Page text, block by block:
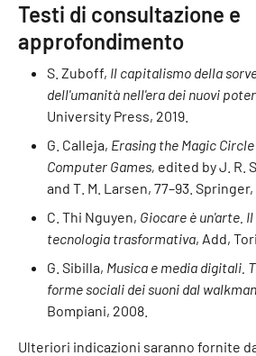
Testi di consultazione e
approfondimento
S. Zuboff, Il capitalismo della
dell'umanità nell'era dei nuovi
University Press, 2019.
G. Calleja, Erasing the Magic Circle
Computer Games, edited by J. R.
and T. M. Larsen, 77–93. Springer,
C. Thi Nguyen, Giocare è un'arte.
tecnologia trasformativa, Add,
G. Sibilla, Musica e media digitali.
forme sociali dei suoni dal walkman
Bompiani, 2008.
Ulteriori indicazioni saranno fornite